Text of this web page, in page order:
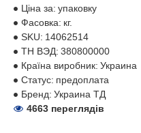
Ціна за: упаковку
Фасовка: кг.
SKU: 14062514
ТН ВЭД: 380800000
Країна виробник: Украина
Статус: предоплата
Бренд: Украина ТД
4663 переглядів